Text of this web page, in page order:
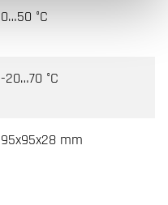
0…50 °C
-20…70 °C
95x95x28 mm